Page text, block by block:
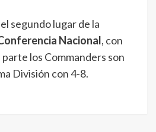
segundo lugar de la
Nacional, con
parte los Commanders son
División con 4-8.